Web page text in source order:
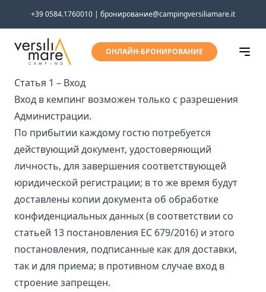
+39 0584.1760010 | бронирование@campingversiliamare.it
ОНЛАЙН-БРОНИРОВАНИЕ
Статья 1 – Вход
Вход в кемпинг возможен только с разрешения
Администрации.
По прибытии каждому гостю потребуется
действующий документ, удостоверяющий
личность, для завершения соответствующей
юридической регистрации; в то же время будут
доставлены копии документа об обработке
конфиденциальных данных (в соответствии со
статьей 13 постановления ЕС 679/2016) и этого
постановления, подписанные как для доставки,
так и для приема; в противном случае вход в
строение запрещен.